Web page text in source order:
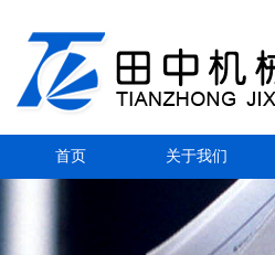
首页 关于我们